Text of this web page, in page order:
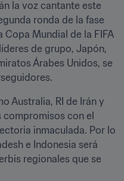
la voz cantante este
ronda de la fase
Mundial de la FIFA
de grupo, Japón,
Árabes Unidos, se
Australia, RI de Irán y
compromisos con el
inmaculada. Por lo
e Indonesia será
regionales que se